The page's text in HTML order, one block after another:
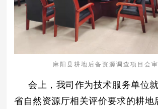
麻阳县耕地后备资源调查项目会
会上，我司作为技术服务单位
省自然资源厅相关评价要求的耕地